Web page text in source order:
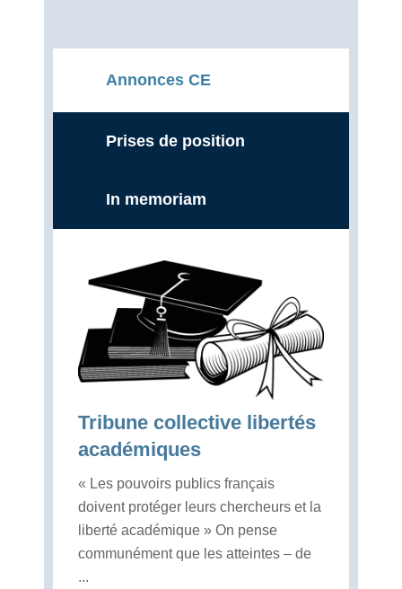
Annonces CE
Prises de position
In memoriam
Tribune collective libertés
académiques
« Les pouvoirs publics français
doivent protéger leurs chercheurs et la
liberté académique » On pense
communément que les atteintes – de
...